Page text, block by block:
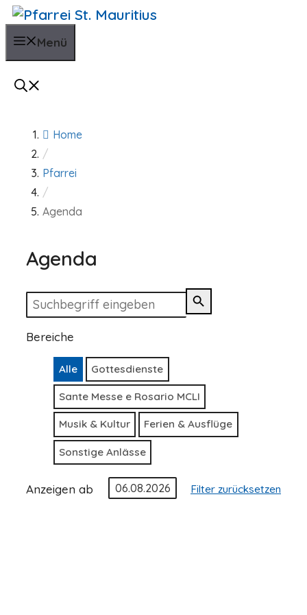
Zum
Inhalt
springen
Menü
Home
/
Pfarrei
/
Agenda
Agenda
Bereiche
Alle Gottesdienste
Sante Messe e Rosario MCLI
Musik & Kultur Ferien & Ausflüge
Sonstige Anlässe
Anzeigen ab Filter zurücksetzen